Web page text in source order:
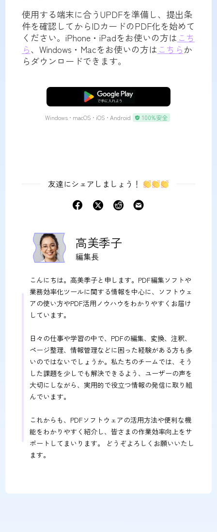
使用する端末に合うUPDFを準備し、提出条
件を確認してからIDカードのPDF化を始めて
ください。iPhone・iPadをお使いの方は こち
ら、Windows・Macをお使いの方は こちらか
らダウンロードできます。
無料ダウンロード
Windows • macOS • iOS • Android 100%安全
友達にシェアしましょう！
高美季子
編集長
こんにちは。高美季子と申します。PDF編集ソフトや
業務効率化ツールに関する情報を中心に、ソフトウェ
アの使い方やPDF活用ノウハウをわかりやすくお届け
しています。
日々の仕事や学習の中で、PDFの編集、変換、注釈、
ページ整理、情報管理などに困った経験がある方も多
いのではないでしょうか。私たちのチームでは、そう
した課題を少しでも解決できるよう、ユーザーの声を
大切にしながら、実用的で役立つ情報の発信に取り組
んでいます。
これからも、PDFソフトウェアの活用方法や便利な機
能をわかりやすく紹介し、皆さまの作業効率向上をサ
ポートしてまいります。 どうぞよろしくお願いいたし
ます。